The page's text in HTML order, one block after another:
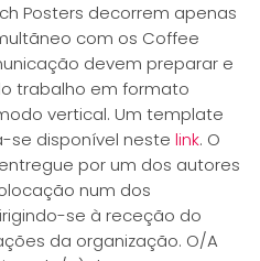
Posters decorrem apenas
com os Coffee
devem preparar e
trabalho em formato
vertical. Um template
se disponível neste link. O
por um dos autores
num dos
se à receção do
da organização. O/A